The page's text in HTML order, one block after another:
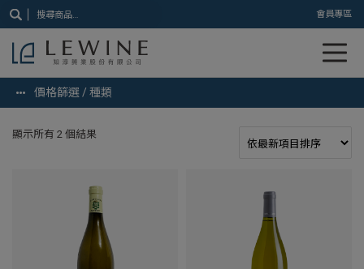
會員專區
價格篩選 / 種類
顯示所有 2 個結果